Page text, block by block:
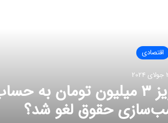
اقتصادی